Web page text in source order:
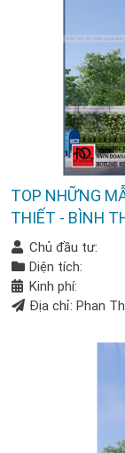
TOP NHỮNG
THIẾT - BÌNH
Chủ đầu tư:
Diện tích:
Kinh phí:
Địa chỉ: Phan